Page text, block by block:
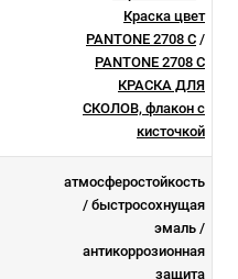
Краска цвет
PANTONE 2708 C /
PANTONE 2708 C
КРАСКА ДЛЯ
СКОЛОВ, флакон с
кисточкой
атмосферостойкоcть
/ быстросохнущая
эмаль /
антикоррозионная
защита